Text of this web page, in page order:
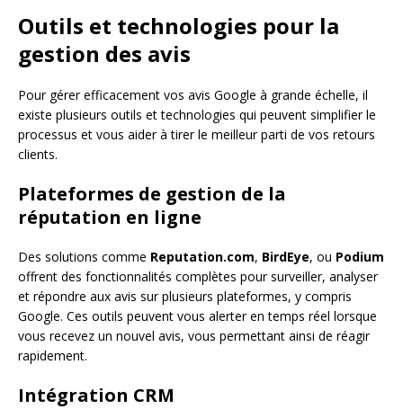
Outils et technologies pour la
gestion des avis
Pour gérer efficacement vos avis Google à grande échelle, il
existe plusieurs outils et technologies qui peuvent simplifier le
processus et vous aider à tirer le meilleur parti de vos retours
clients.
Plateformes de gestion de la
réputation en ligne
Des solutions comme Reputation.com, BirdEye, ou Podium
offrent des fonctionnalités complètes pour surveiller, analyser
et répondre aux avis sur plusieurs plateformes, y compris
Google. Ces outils peuvent vous alerter en temps réel lorsque
vous recevez un nouvel avis, vous permettant ainsi de réagir
rapidement.
Intégration CRM